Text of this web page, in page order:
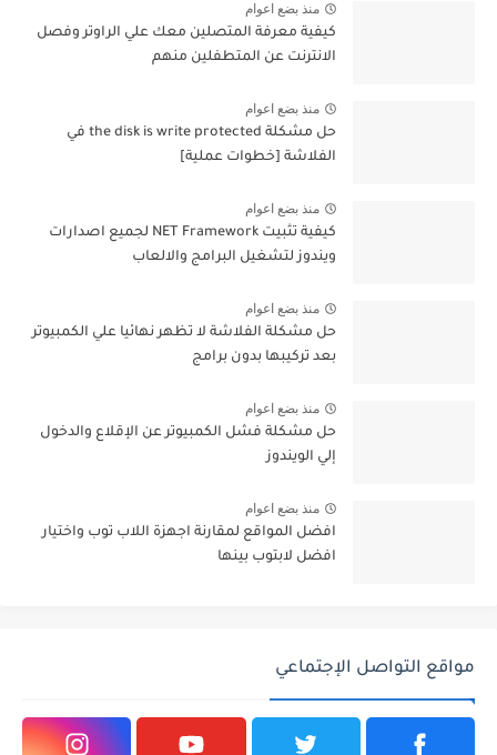
منذ بضع اعوام
كيفية معرفة المتصلين معك علي الراوتر وفصل
الانترنت عن المتطفلين منهم
منذ بضع اعوام
حل مشكلة the disk is write protected في
الفلاشة [خطوات عملية]
منذ بضع اعوام
كيفية تثبيت NET Framework لجميع اصدارات
ويندوز لتشغيل البرامج والالعاب
منذ بضع اعوام
حل مشكلة الفلاشة لا تظهر نهائيا علي الكمبيوتر
بعد تركيبها بدون برامج
منذ بضع اعوام
حل مشكلة فشل الكمبيوتر عن الإقلاع والدخول
إلي الويندوز
منذ بضع اعوام
افضل المواقع لمقارنة اجهزة اللاب توب واختيار
افضل لابتوب بينها
مواقع التواصل الإجتماعي